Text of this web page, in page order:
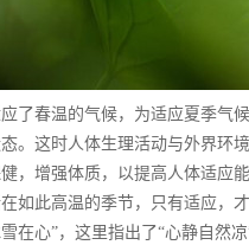
了春温的气候，为适应夏季气
。这时人体生理活动与外界环
，增强体质，以提高人体适
如此高温的季节，只有适应，
在心”，这里指出了“心静自然